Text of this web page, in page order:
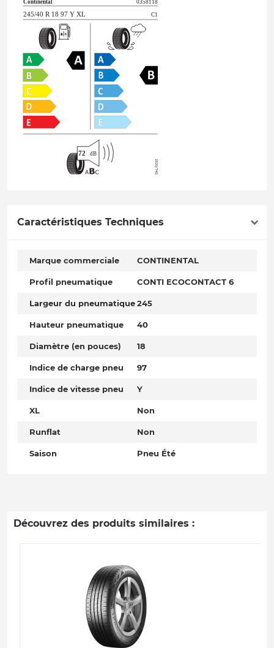
Caractéristiques Techniques
Marque commerciale CONTINENTAL
Profil pneumatique CONTI ECOCONTACT 6
Largeur du pneumatique245
Hauteur pneumatique 40
Diamètre (en pouces) 18
Indice de charge pneu 97
Indice de vitesse pneu Y
XL Non
Runflat Non
Saison Pneu Été
Découvrez des produits similaires :